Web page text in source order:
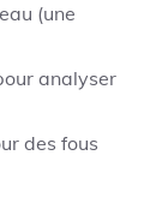
(une
analyser
des fous